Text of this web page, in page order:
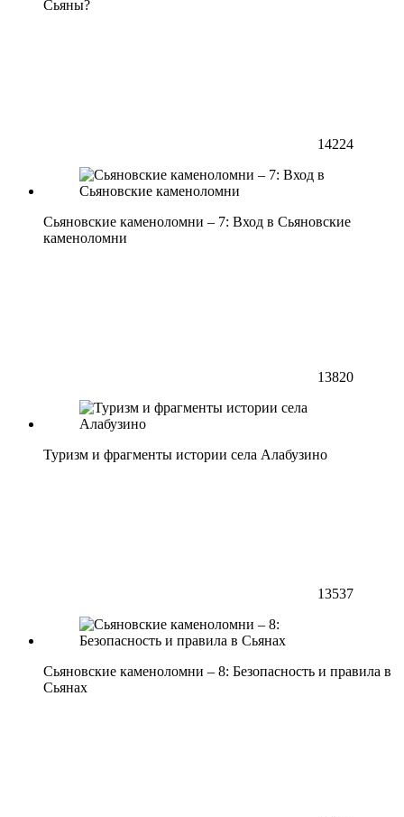
Сьяны?
14224
Сьяновские каменоломни – 7: Вход в Сьяновские
каменоломни
13820
Туризм и фрагменты истории села Алабузино
13537
Сьяновские каменоломни – 8: Безопасность и правила в
Сьянах